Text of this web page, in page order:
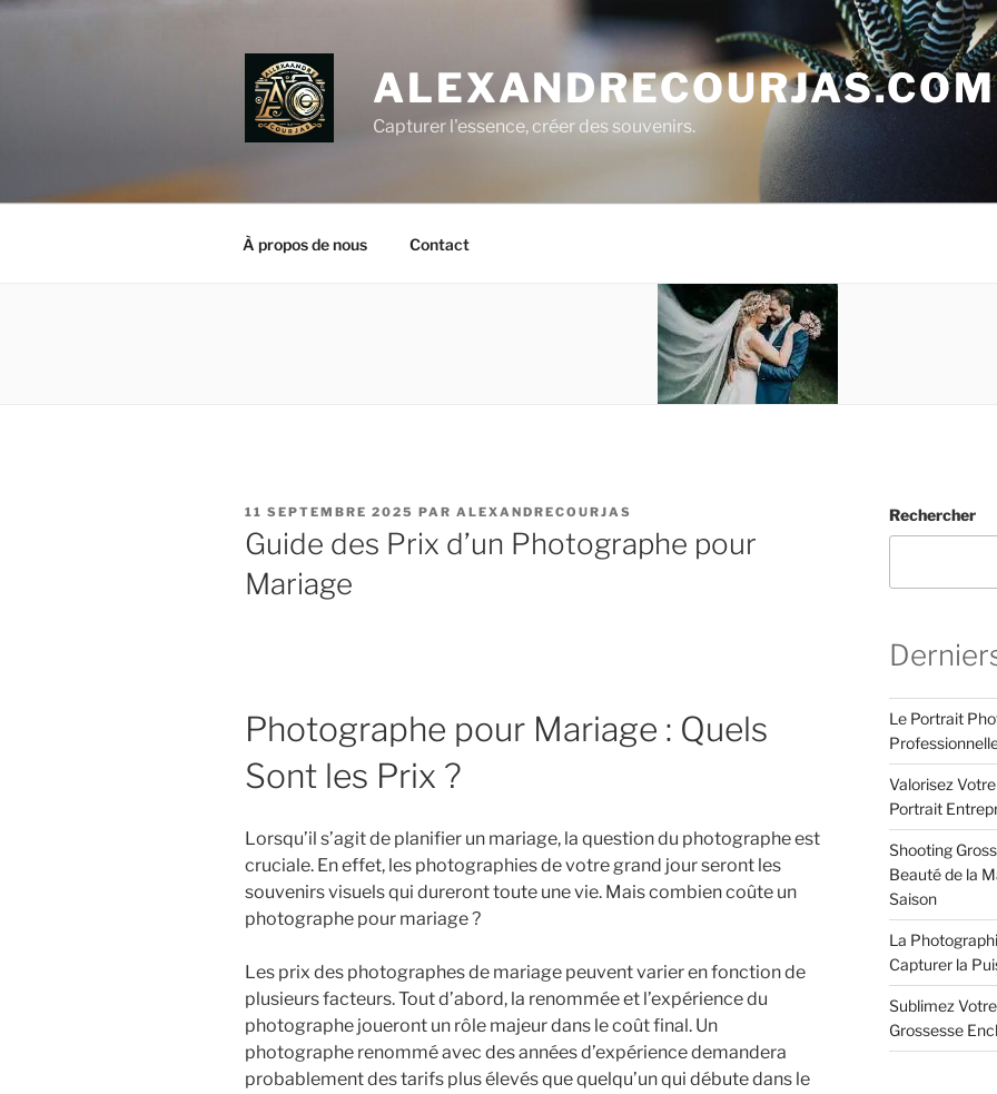
Aller
ALEXANDRECOURJAS.COM
Capturer l'essence, créer des souvenirs.
À propos de nous Contact
PUBLIÉ
LE
11 SEPTEMBRE 2025 PAR ALEXANDRECOURJAS
Guide des Prix d’un Photographe pour
Mariage
Photographe pour Mariage : Quels
Sont les Prix ?
Lorsqu’il s’agit de planifier un mariage, la question du photographe est
cruciale. En effet, les photographies de votre grand jour seront les
souvenirs visuels qui dureront toute une vie. Mais combien coûte un
photographe pour mariage ?
Les prix des photographes de mariage peuvent varier en fonction de
plusieurs facteurs. Tout d’abord, la renommée et l’expérience du
photographe joueront un rôle majeur dans le coût final. Un
photographe renommé avec des années d’expérience demandera
probablement des tarifs plus élevés que quelqu’un qui débute dans le
Rechercher
Le Portrait
Valorisez
Portrait
Shooting
Beauté de la
Saison
La
Capturer la
Sublimez
Grossesse